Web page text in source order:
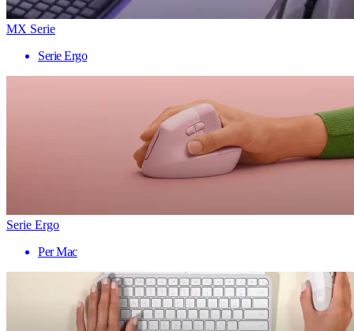
MX Serie
Serie Ergo
Serie Ergo
Per Mac